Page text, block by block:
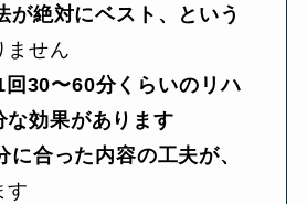
が絶対にベスト、という
ません
30〜60分くらいのリハ
な効果があります
に合った内容の工夫が、
す